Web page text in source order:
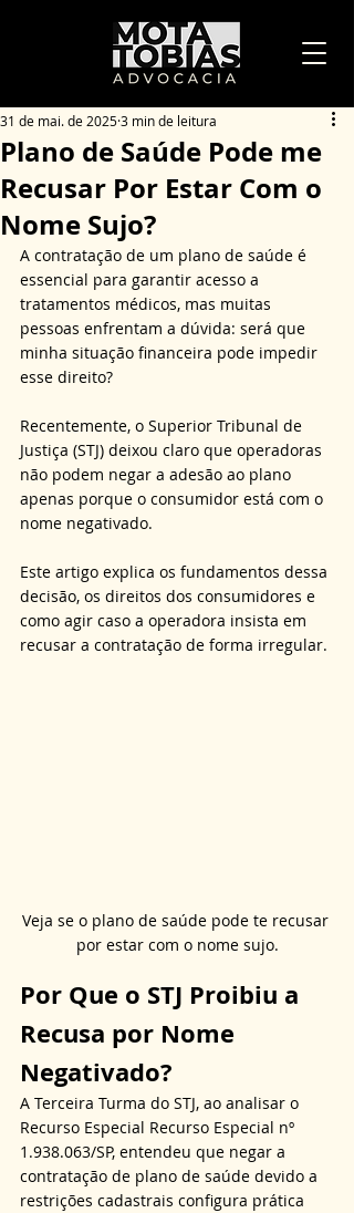
Plano de Saúde Pode me
Recusar Por Estar Com o
Nome Sujo?
31 de mai. de 20253 min de leitura
A contratação de um plano de saúde é
essencial para garantir acesso a
tratamentos médicos, mas muitas
pessoas enfrentam a dúvida: será que
minha situação financeira pode impedir
esse direito?
Recentemente, o Superior Tribunal de
Justiça (STJ) deixou claro que operadoras
não podem negar a adesão ao plano
apenas porque o consumidor está com o
nome negativado.
Este artigo explica os fundamentos dessa
decisão, os direitos dos consumidores e
como agir caso a operadora insista em
recusar a contratação de forma irregular.
Veja se o plano de saúde pode te recusar
por estar com o nome sujo.
Por Que o STJ Proibiu a
Recusa por Nome
Negativado?
A Terceira Turma do STJ, ao analisar o
Recurso Especial Recurso Especial nº
1.938.063/SP, entendeu que negar a
contratação de plano de saúde devido a
restrições cadastrais configura prática